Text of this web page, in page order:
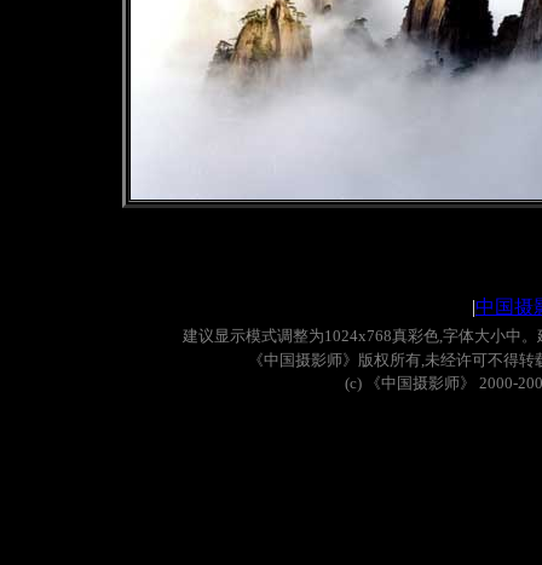
|中国摄
建议显示模式调整为1024x768真彩色,字体大小中。
《中国摄影师》版权所有,未经许可不得转
(c)
《中国摄影师》 2000-200